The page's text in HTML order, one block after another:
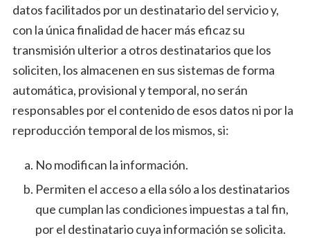
datos facilitados por un destinatario del servicio y,
con la única finalidad de hacer más eficaz su
transmisión ulterior a otros destinatarios que los
soliciten, los almacenen en sus sistemas de forma
automática, provisional y temporal, no serán
responsables por el contenido de esos datos ni por la
reproducción temporal de los mismos, si:
No modifican la información.
Permiten el acceso a ella sólo a los destinatarios
que cumplan las condiciones impuestas a tal fin,
por el destinatario cuya información se solicita.